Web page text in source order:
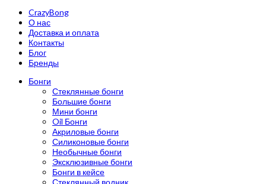
CrazyBong
О нас
Доставка и оплата
Контакты
Блог
Бренды
Бонги
Стеклянные бонги
Большие бонги
Мини бонги
Oil Бонги
Акриловые бонги
Силиконовые бонги
Необычные бонги
Эксклюзивные бонги
Бонги в кейсе
Стеклянный водник